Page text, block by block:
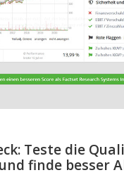
Teste die
finde besser